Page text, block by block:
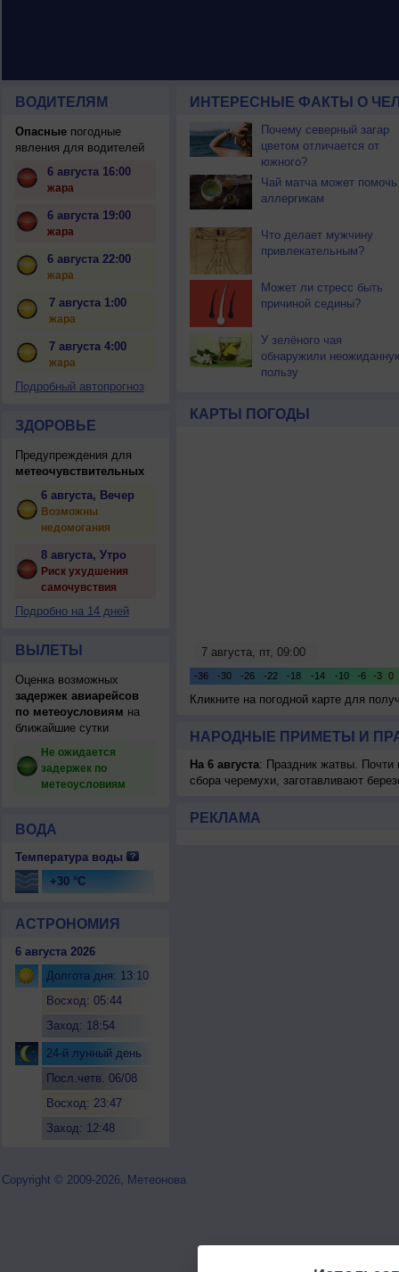
ВОДИТЕЛЯМ
Опасныепогодные
явления для водителей
6 августа 16:00
жара
6 августа 19:00
жара
6 августа 22:00
жара
7 августа 1:00
жара
7 августа 4:00
жара
Подробный автопрогноз
ЗДОРОВЬЕ
Предупреждения для
метеочувствительных
6 августа, Вечер
Возможны
недомогания
8 августа, Утро
Риск ухудшения
самочувствия
Подробно на 14 дней
ВЫЛЕТЫ
Оценка возможных
задержек авиарейсов
по метеоусловиям на
ближайшие сутки
Не ожидается
задержек по
метеоусловиям
ВОДА
Температура воды
+30 °C
АСТРОНОМИЯ
6 августа 2026
Долгота дня: 13:10
Восход: 05:44
Заход: 18:54
24-й лунный день
Посл.четв. 06/08
Восход: 23:47
Заход: 12:48
ИНТЕРЕСНЫЕ ФАКТЫ О
Почему северный загар
цветом отличается от
южного?
Чай матча может помочь
аллергикам
Что делает мужчину
привлекательным?
Может ли стресс быть
причиной седины?
У зелёного чая
обнаружили
пользу
КАРТЫ ПОГОДЫ
Кликните на погодной карте для
НАРОДНЫЕ ПРИМЕТЫ И
На 6 августа: Праздник жатвы. Почти
сбора черемухи, заготавливают
РЕКЛАМА
Copyright © 2009-2026, Метеонова